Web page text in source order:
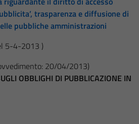
trasparenza e diffusione di
pubbliche amministrazioni
5-4-2013 )
20/04/2013)
OBBLIGHI DI PUBBLICAZIONE IN